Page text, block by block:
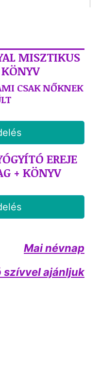
MISZTIKUS
CSAK NŐKNEK
EREJE
+ KÖNYV
Mai névnap
szívvel ajánljuk